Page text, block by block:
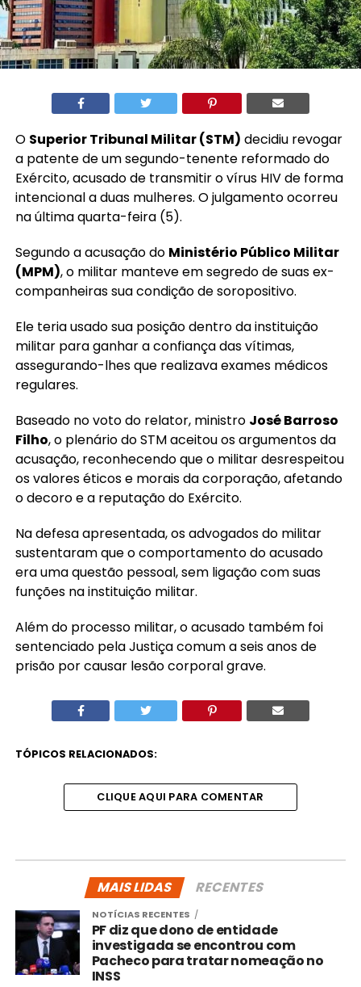
O Superior Tribunal Militar (STM) decidiu revogar
a patente de um segundo-tenente reformado do
Exército, acusado de transmitir o vírus HIV de forma
intencional a duas mulheres. O julgamento ocorreu
na última quarta-feira (5).
Segundo a acusação do Ministério Público Militar
(MPM), o militar manteve em segredo de suas ex-
companheiras sua condição de soropositivo.
Ele teria usado sua posição dentro da instituição
militar para ganhar a confiança das vítimas,
assegurando-lhes que realizava exames médicos
regulares.
Baseado no voto do relator, ministro José Barroso
Filho, o plenário do STM aceitou os argumentos da
acusação, reconhecendo que o militar desrespeitou
os valores éticos e morais da corporação, afetando
o decoro e a reputação do Exército.
Na defesa apresentada, os advogados do militar
sustentaram que o comportamento do acusado
era uma questão pessoal, sem ligação com suas
funções na instituição militar.
Além do processo militar, o acusado também foi
sentenciado pela Justiça comum a seis anos de
prisão por causar lesão corporal grave.
TÓPICOS RELACIONADOS:
CLIQUE AQUI PARA COMENTAR
MAIS LIDAS RECENTES
NOTÍCIAS RECENTES
PF diz que dono de entidade
investigada se encontrou com
Pacheco para tratar nomeação no
INSS